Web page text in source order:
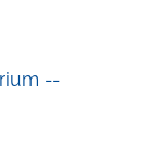
--